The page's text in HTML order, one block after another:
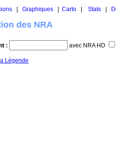
Graphiques Carto Stats
des NRA
: avec NRA HD
Légende